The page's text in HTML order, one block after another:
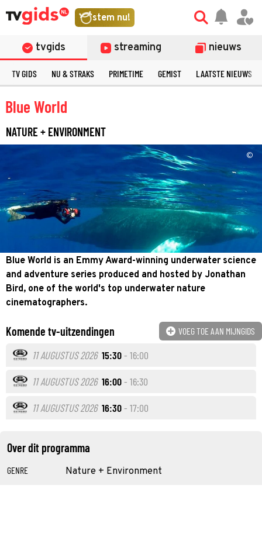
stem nu!
tvgids streaming nieuws
TV GIDS NU & STRAKS PRIMETIME GEMIST LAATSTE NIEUWS
Blue World
NATURE + ENVIRONMENT
©
Blue World is an Emmy Award-winning underwater science
and adventure series produced and hosted by Jonathan
Bird, one of the world's top underwater nature
cinematographers.
Komende tv-uitzendingen VOEG TOE AAN MIJNGIDS
11 AUGUSTUS 2026 15:30- 16:00
11 AUGUSTUS 2026 16:00- 16:30
11 AUGUSTUS 2026 16:30- 17:00
Over dit programma
GENRE Nature + Environment